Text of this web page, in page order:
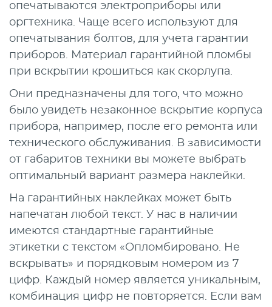
опечатываются электроприборы или
оргтехника. Чаще всего используют для
опечатывания болтов, для учета гарантии
приборов. Материал гарантийной пломбы
при вскрытии крошиться как скорлупа.
Они предназначены для того, что можно
было увидеть незаконное вскрытие корпуса
прибора, например, после его ремонта или
технического обслуживания. В зависимости
от габаритов техники вы можете выбрать
оптимальный вариант размера наклейки.
На гарантийных наклейках может быть
напечатан любой текст. У нас в наличии
имеются стандартные гарантийные
этикетки с текстом «Опломбировано. Не
вскрывать» и порядковым номером из 7
цифр. Каждый номер является уникальным,
комбинация цифр не повторяется. Если вам